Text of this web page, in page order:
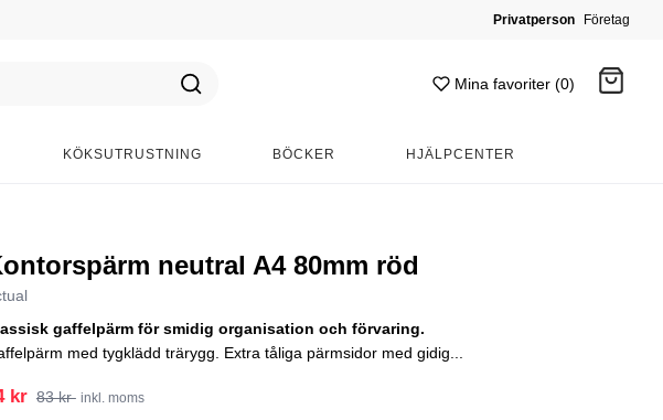
Privatperson Företag
Mina favoriter (0)
KÖKSUTRUSTNING BÖCKER HJÄLPCENTER
neutral A4 80mm röd
gaffelpärm för smidig organisation och förvaring.
med tygklädd trärygg. Extra tåliga pärmsidor med gidig...
kr 83 kr inkl. moms